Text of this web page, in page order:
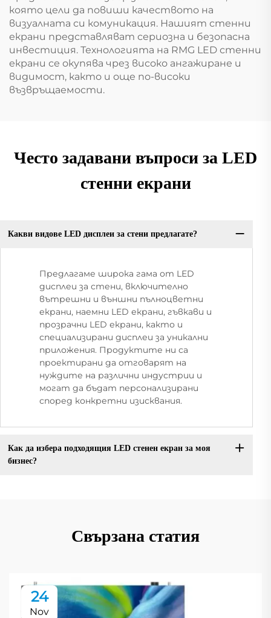
която цели да повиши качеството на
визуалната си комуникация. Нашият стенни
екрани представляват сериозна и безопасна
инвестиция. Технологията на RMG LED стенни
екрани се окупява чрез високо ангажиране и
видимост, както и още по-високи
възвръщаемости.
Често задавани въпроси за LED
стенни екрани
Какви видове LED дисплеи за стени предлагате?
Предлагаме широка гама от LED
дисплеи за стени, включително
вътрешни и външни пълноцветни
екрани, наемни LED екрани, гъвкави и
прозрачни LED екрани, както и
специализирани дисплеи за уникални
приложения. Продуктите ни са
проектирани да отговарят на
нуждите на различни индустрии и
могат да бъдат персонализирани
според конкретни изисквания.
Как да избера подходящия LED стенен екран за моя
бизнес?
Свързана статия
24
Nov